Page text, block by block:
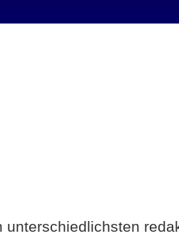
unterschiedlichsten